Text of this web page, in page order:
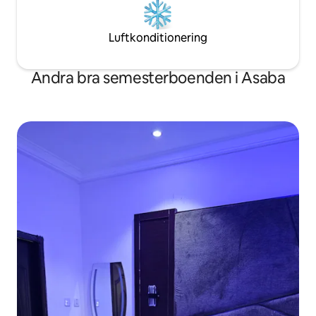
Luftkonditionering
Andra bra semesterboenden i Asaba